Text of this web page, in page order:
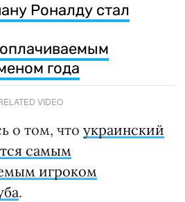
Роналду стал
года
VIDEO
о том, что украинский
самым
игроком
.